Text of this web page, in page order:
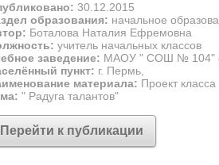
30.12.2015
образования: начальное
Боталова Наталия Ефремовна
учитель начальных классов
заведение: МАОУ " СОШ № 104" с
пункт: г. Пермь,
материала: Проект класса
" Радуга талантов"
Перейти к публикации